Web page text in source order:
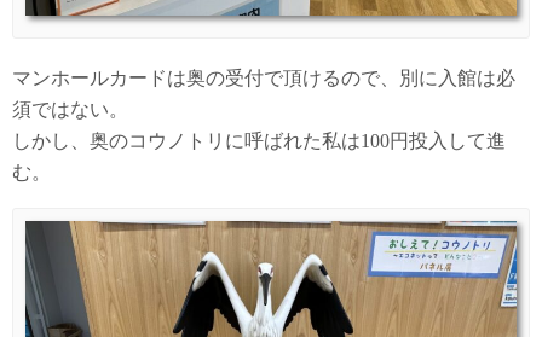
マンホールカードは奥の受付で頂けるので、別に入館は必
須ではない。
しかし、奥のコウノトリに呼ばれた私は100円投入して進
む。